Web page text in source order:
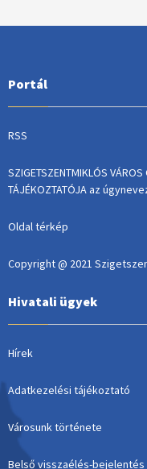
Portál
RSS
SZIGETSZENTMIKLÓS
TÁJÉKOZTATÓJA az
Oldal térkép
Copyright @ 2021
Hivatali ügyek
Hírek
Adatkezelési tájékoztató
Városunk története
Belső visszaélés-bejelentés